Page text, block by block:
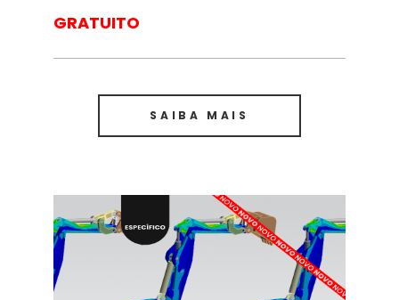
GRATUITO
SAIBA MAIS